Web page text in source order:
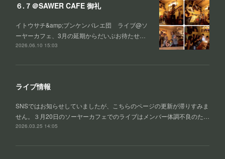
６.７＠SAWER CAFE 御礼
イトウサチ&amp;ブンケンバレエ団 ライブ@ソ
ーヤーカフェ、3月の延期からだいぶお待たせ…
2026.06.10 15:03
ライブ情報
SNSではお知らせしていましたが、こちらのページの更新が滞りすみま
せん。３月20日のソーヤーカフェでのライブはメンバー体調不良のた…
2026.03.25 14:05